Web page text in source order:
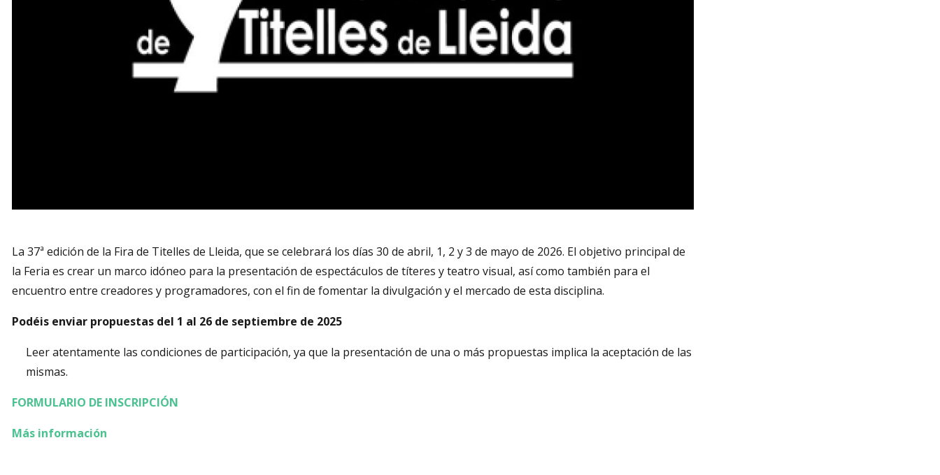
La 37ª edición de la Fira de Titelles de Lleida, que se celebrará los días 30 de abril, 1, 2 y 3 de mayo de 2026. El objetivo principal de
la Feria es crear un marco idóneo para la presentación de espectáculos de títeres y teatro visual, así como también para el
encuentro entre creadores y programadores, con el fin de fomentar la divulgación y el mercado de esta disciplina.
Podéis enviar propuestas del 1 al 26 de septiembre de 2025
Leer atentamente las condiciones de participación, ya que la presentación de una o más propuestas implica la aceptación de las
mismas.
FORMULARIO DE INSCRIPCIÓN
Más información